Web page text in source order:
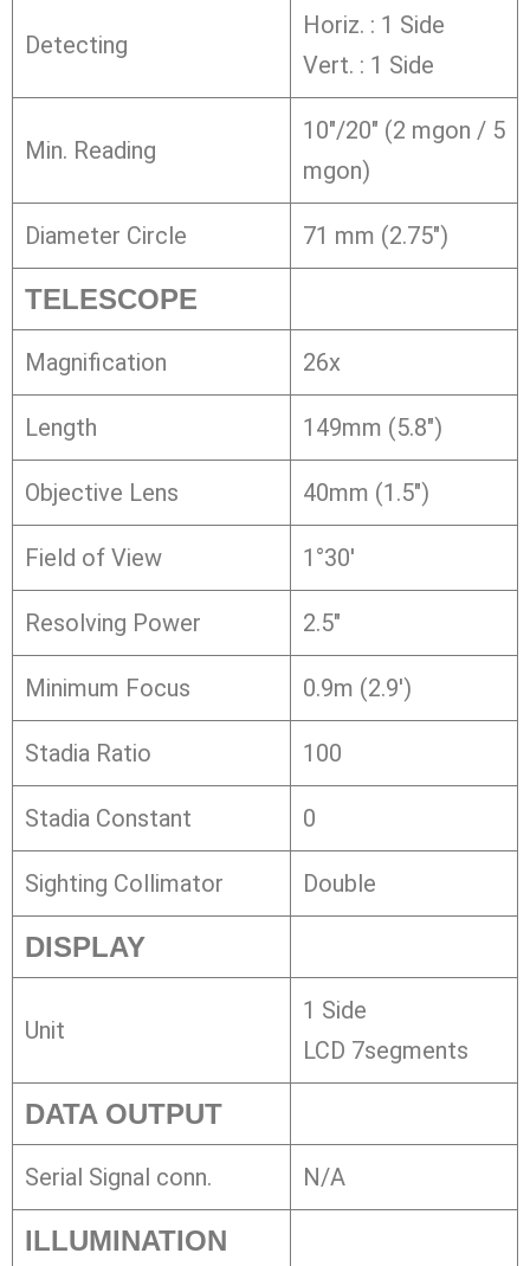
Detecting
Horiz. : 1 Side
Vert. : 1 Side
Min. Reading
10″/20″ (2 mgon / 5
mgon)
Diameter Circle 71 mm (2.75″)
TELESCOPE
Magnification 26x
Length 149mm (5.8″)
Objective Lens 40mm (1.5″)
Field of View 1°30′
Resolving Power 2.5″
Minimum Focus 0.9m (2.9′)
Stadia Ratio 100
Stadia Constant 0
Sighting Collimator Double
DISPLAY
Unit
1 Side
LCD 7segments
DATA OUTPUT
Serial Signal conn. N/A
ILLUMINATION